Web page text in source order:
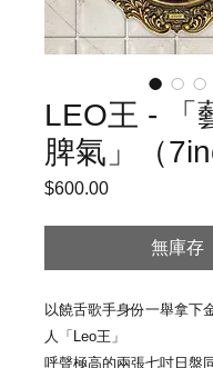
LEO王 - 「
脾氣」（
$600.00價
無庫存
以饒舌歌手身份一舉拿下
人「Leo王」
呼聲極高的兩張七吋日盤